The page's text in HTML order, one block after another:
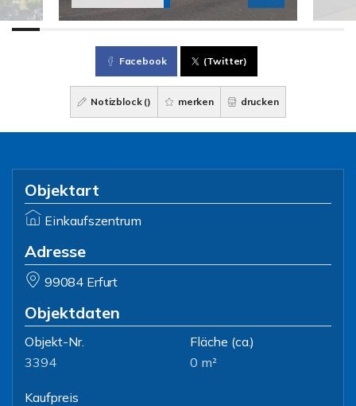
Facebook (Twitter)
Notizblock () merken drucken
Objektart
Einkaufszentrum
Adresse
99084 Erfurt
Objektdaten
Objekt-Nr.
3394
Fläche (ca.)
0 m²
Kaufpreis